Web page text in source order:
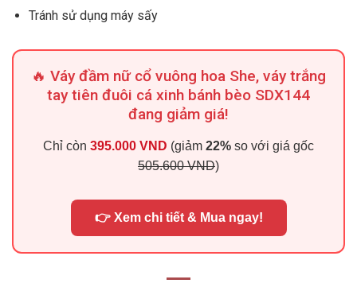
Tránh sử dụng máy sấy
🔥 Váy đầm nữ cổ vuông hoa She, váy trắng
tay tiên đuôi cá xinh bánh bèo SDX144
đang giảm giá!
Chỉ còn 395.000 VND (giảm 22% so với giá gốc
505.600 VND)
👉 Xem chi tiết & Mua ngay!